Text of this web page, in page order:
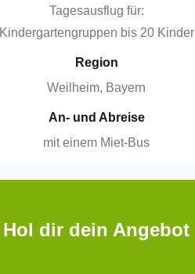
Tagesausflug für:
Kindergartengruppen bis 20 Kinder
Region
Weilheim, Bayern
An- und Abreise
mit einem Miet-Bus
Hol dir dein Angebot